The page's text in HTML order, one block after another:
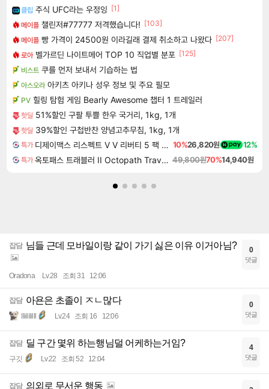
클립 주식 UFC라는 우정잉 [1]
메이플 챌린저#77777 저격했습니다! [103]
메이플 빵 가격이 24500원 이라길래 결제 취소하고 나왔다 [207]
로아 벨가르딘 나이트메어 TOP 10 직업별 분포 [125]
비스트 쿠를 먼저 보내서 기습하는 법
아스오라 아키츠 아키나 성우 정보 및 주요 필모
PV 힐링 탐험 게임 Bearly Awesome 챕터 1 트레일러
핫딜 51%할인 구팔 투쁠 한우 국거리, 1kg, 1개
핫딜 39%할인 구첩반찬 양념고추무침, 1kg, 1개
특가 디제이맥스 리스펙트 V V 리버티 5 팩 DJMAX RESPECT V V Liberty 5 Pack DLC 10%26,820원 12%
특가 옥토패스 트래블러 II Octopath Traveler II 49,800원70%14,940원
잡담 님들 근데 모바일이랑 같이 가기 싫은 이유 이거아님?
Oradona Lv.28 조회 31 12:06
0
댓글
잡담 아욘은 초졸이 ㅈㄴ많다
Iliilililll Lv.24 조회 16 12:06
0
댓글
잡담 딜 구간 몇위 하는행님덜 어케하는거임?
구깃 Lv.22 조회 52 12:04
4
댓글
잡담 의외로 무서운 행동